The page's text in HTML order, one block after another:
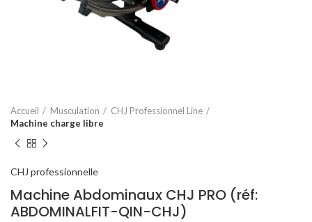
Accueil Musculation
CHJ Professionnel Line
Machine charge libre
CHJ professionnelle
Machine Abdominaux CHJ PRO (réf:
ABDOMINALFIT-QIN-CHJ)